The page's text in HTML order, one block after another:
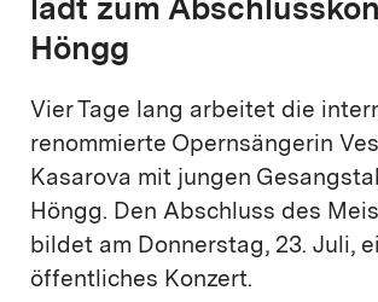
lädt zum
Höngg
Vier Tage lang arbeitet die
renommierte Opernsängerin
Kasarova mit jungen
Höngg. Den Abschluss des
bildet am Donnerstag, 23. Juli,
öffentliches Konzert.